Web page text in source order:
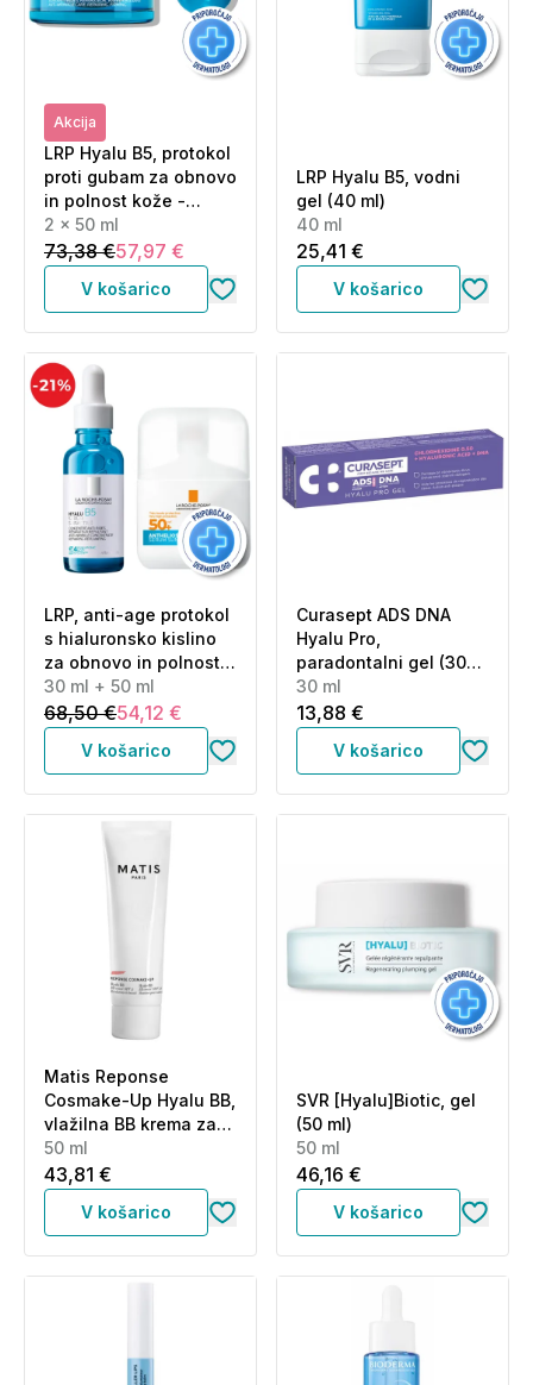
Akcija
LRP Hyalu B5, protokol
proti gubam za obnovo
in polnost kože -
krema + polnilo (2 x 50
ml)
2 x 50 ml
73,38 €57,97 €
V košarico
LRP Hyalu B5, vodni
gel (40 ml)
40 ml
25,41 €
V košarico
LRP, anti-age protokol
s hialuronsko kislino
za obnovo in polnost
kože (30 ml + 50 ml)
30 ml + 50 ml
68,50 €54,12 €
V košarico
Curasept ADS DNA
Hyalu Pro,
paradontalni gel (30
ml)
30 ml
13,88 €
V košarico
Matis Reponse
Cosmake-Up Hyalu BB,
vlažilna BB krema za
izenačen ten kože -
ZF15 (50 ml)
50 ml
43,81 €
V košarico
SVR [Hyalu]Biotic, gel
(50 ml)
50 ml
46,16 €
V košarico